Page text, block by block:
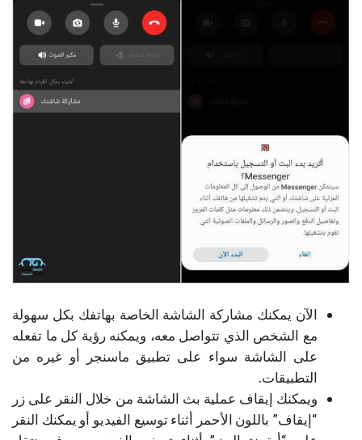
الآن يمكنك مشاركة الشاشة الخاصة بهاتفك بكل سهولة
مع الشخص الذي تتواصل معه، ويمكنه رؤية كل ما تفعله
على الشاشة سواء على تطبيق ماسنجر أو غيره من
التطبيقات.
ويمكنك إيقاف عملية بث الشاشة من خلال النقر على زر
“إيقاف” باللون الأحمر أثناء توسيع الفيديو أو يمكنك النقر